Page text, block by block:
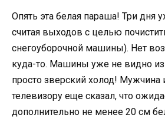
Опять эта белая параша! Три дня
считая выходов с целью
снегоуборочной машины). Нет
куда-то. Машины уже не видно
просто зверский холод! Мужчина
телевизору еще сказал, что
дополнительно не менее 20 см